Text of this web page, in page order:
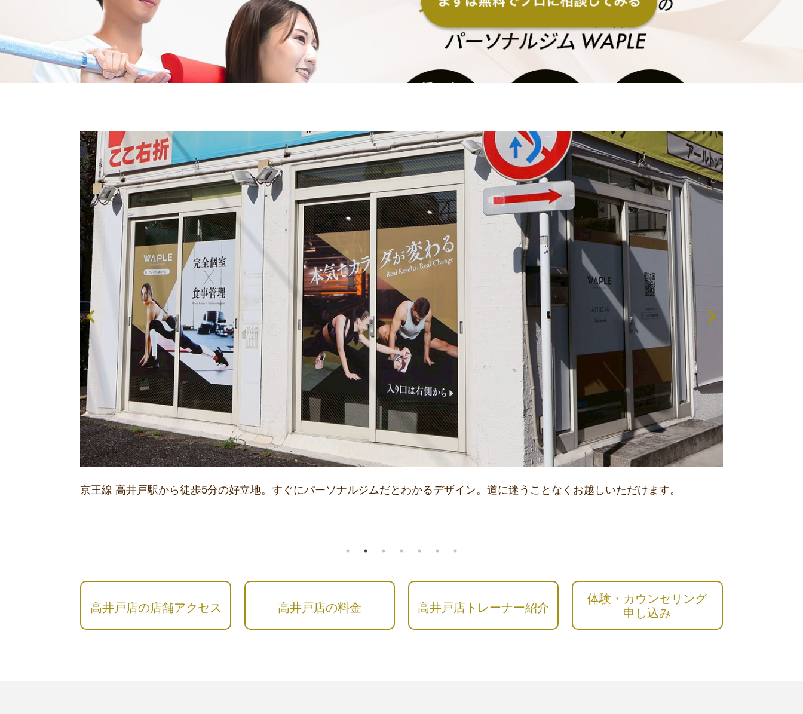
京王線 高井戸駅から徒歩5分の好立地。すぐにパーソナルジムだとわかるデザイン。道に迷うことなくお越しいただけます。
高井戸店の店舗アクセス 高井戸店の料金 高井戸店トレーナー紹介
体験・カウンセリング
申し込み